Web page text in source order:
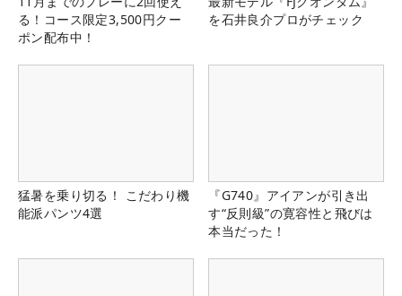
る！コース限定3,500円クー
ポン配布中！
を石井良介プロがチェック
猛暑を乗り切る！ こだわり機
能派パンツ4選
『G740』アイアンが引き出
す“反則級”の寛容性と飛びは
本当だった！